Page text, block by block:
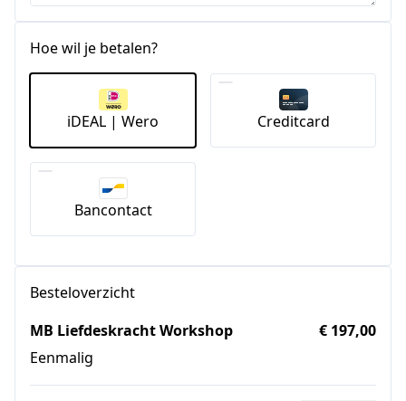
Hoe wil je betalen?
iDEAL | Wero Creditcard
Bancontact
Besteloverzicht
MB Liefdeskracht Workshop
Eenmalig
€ 197,00